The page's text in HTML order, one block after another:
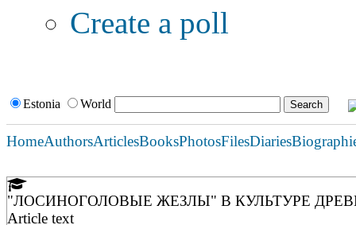
Create a poll
Estonia World
HomeAuthorsArticlesBooksPhotosFilesDiaries
"ЛОСИНОГОЛОВЫЕ ЖЕЗЛЫ" В КУЛЬТУРЕ
Article text